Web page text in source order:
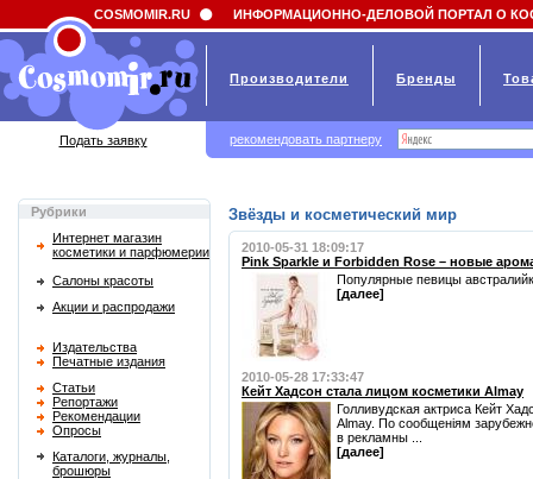
Field 'news_title' doesn't have a default value
Рубрики
Интернет магазин
косметики и парфюмерии
Салоны красоты
Акции и распродажи
Издательства
Печатные издания
Статьи
Репортажи
Рекомендации
Опросы
Каталоги, журналы,
брошюры
Звёзды и косметический мир
2010-05-31 18:09:17
Pink Sparkle и Forbidden Rose – новые
Популярные певицы
[далее]
2010-05-28 17:33:47
Кейт Хадсон стала лицом косметики Almay
Голливудская актриса Кейт
Almay. По сообщеніям
в рекламны ...
[далее]
COSMOMIR.RU ИНФОРМАЦИОННО-ДЕЛОВОЙ ПОРТАЛ О
Производители Бренды
Подать заявку рекомендовать партнеру